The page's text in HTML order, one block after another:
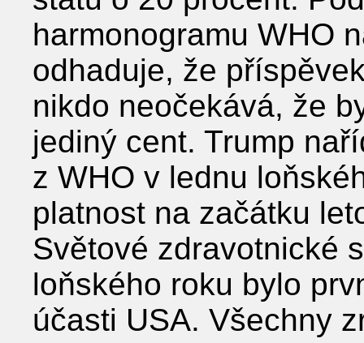
harmonogramu WHO
odhaduje, že
nikdo neočekává, že
jediný cent. Trump
z WHO v lednu
platnost na začátku
Světové zdravotnické
loňského roku bylo
účasti USA. Všechny